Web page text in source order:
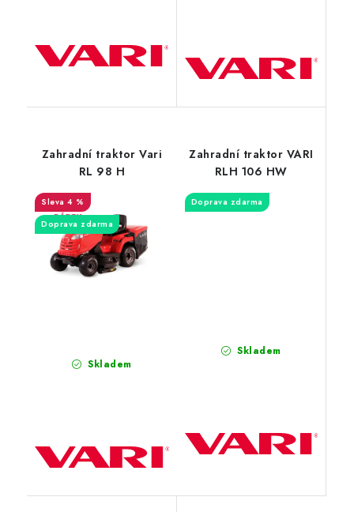
Zahradní traktor Vari
RL 98 H
4 %
Doprava zdarma
Skladem
Zahradní traktor VARI
RLH 106 HW
Doprava zdarma
Skladem